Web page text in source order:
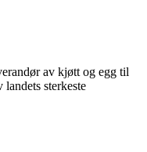
av kjøtt og egg til
sterkeste